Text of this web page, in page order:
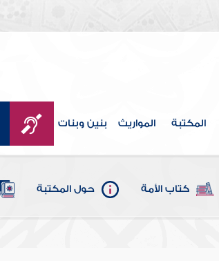
المكتبة المواريث بنين وبنات
كتاب الأمة حول المكتبة